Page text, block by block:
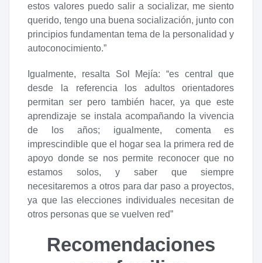
estos valores puedo salir a socializar, me siento
querido, tengo una buena socialización, junto con
principios fundamentan tema de la personalidad y
autoconocimiento.”
Igualmente, resalta Sol Mejía: “es central que
desde la referencia los adultos orientadores
permitan ser pero también hacer, ya que este
aprendizaje se instala acompañando la vivencia
de los años; igualmente, comenta es
imprescindible que el hogar sea la primera red de
apoyo donde se nos permite reconocer que no
estamos solos, y saber que siempre
necesitaremos a otros para dar paso a proyectos,
ya que las elecciones individuales necesitan de
otros personas que se vuelven red”
Recomendaciones